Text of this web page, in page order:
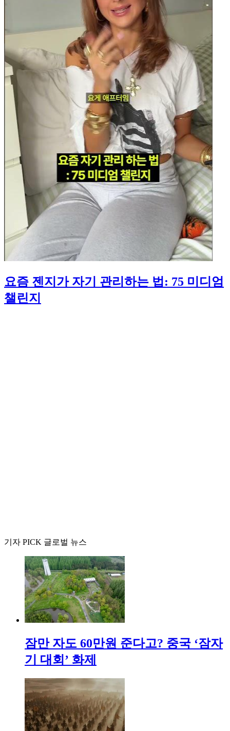
요즘 젠지가 자기 관리하는 법: 75 미디엄
챌린지
기자 PICK 글로벌 뉴스
잠만 자도 60만원 준다고? 중국 ‘잠자
기 대회’ 화제